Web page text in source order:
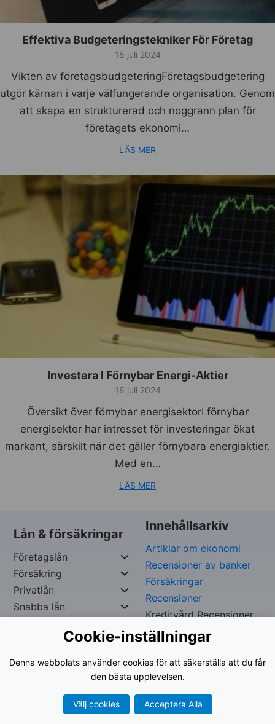
Cookie-inställningar
Denna webbplats använder cookies för att säkerställa att du får
den bästa upplevelsen.
Välj cookies Acceptera Alla
Effektiva Budgeteringstekniker För Företag
18 juli 2024
Vikten av företagsbudgeteringFöretagsbudgetering
utgör kärnan i varje välfungerande organisation. Genom
att skapa en strukturerad och noggrann plan för
företagets ekonomi…
LÄS MER
Investera I Förnybar Energi-Aktier
18 juli 2024
Översikt över förnybar energisektorI förnybar
energisektor har intresset för investeringar ökat
markant, särskilt när det gäller förnybara energiaktier.
Med en…
LÄS MER
Lån & försäkringar
Företagslån
Försäkring
Privatlån
Snabba lån
Innehållsarkiv
Artiklar om ekonomi
Recensioner av banker
Försäkringar
Recensioner
Kreditvård Recensioner
Copywrite Reserverad av Iskef George –
Org. nr:
961024-9535